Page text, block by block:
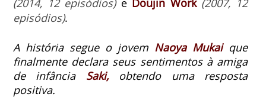
episódios).
A história segue o jovem Naoya Mukai que
finalmente declara seus sentimentos à amiga
de infância Saki,obtendo uma resposta
positiva.